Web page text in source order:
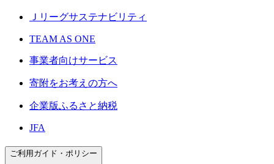
Ｊリーグサステナビリティ
TEAM AS ONE
事業者向けサービス
寄附をお考えの方へ
企業版ふるさと納税
JFA
ご利用ガイド・ポリシー